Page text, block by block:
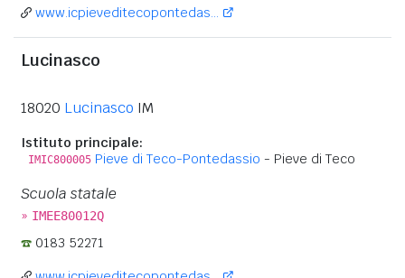
www.icpieveditecopontedas...
Lucinasco
18020 Lucinasco IM
Istituto principale:
IMIC800005 Pieve di Teco-Pontedassio - Pieve di Teco
Scuola statale
» IMEE80012Q
0183 52271